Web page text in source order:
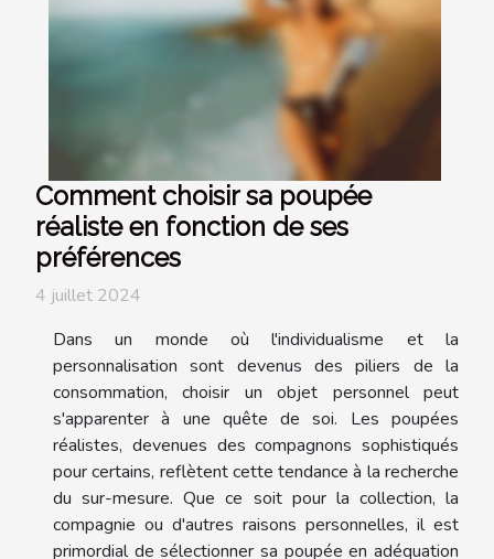
Comment choisir sa poupée
réaliste en fonction de ses
préférences
4 juillet 2024
Dans un monde où l'individualisme et la
personnalisation sont devenus des piliers de la
consommation, choisir un objet personnel peut
s'apparenter à une quête de soi. Les poupées
réalistes, devenues des compagnons sophistiqués
pour certains, reflètent cette tendance à la recherche
du sur-mesure. Que ce soit pour la collection, la
compagnie ou d'autres raisons personnelles, il est
primordial de sélectionner sa poupée en adéquation